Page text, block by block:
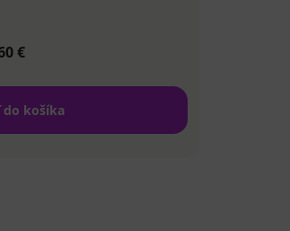
€
do košíka